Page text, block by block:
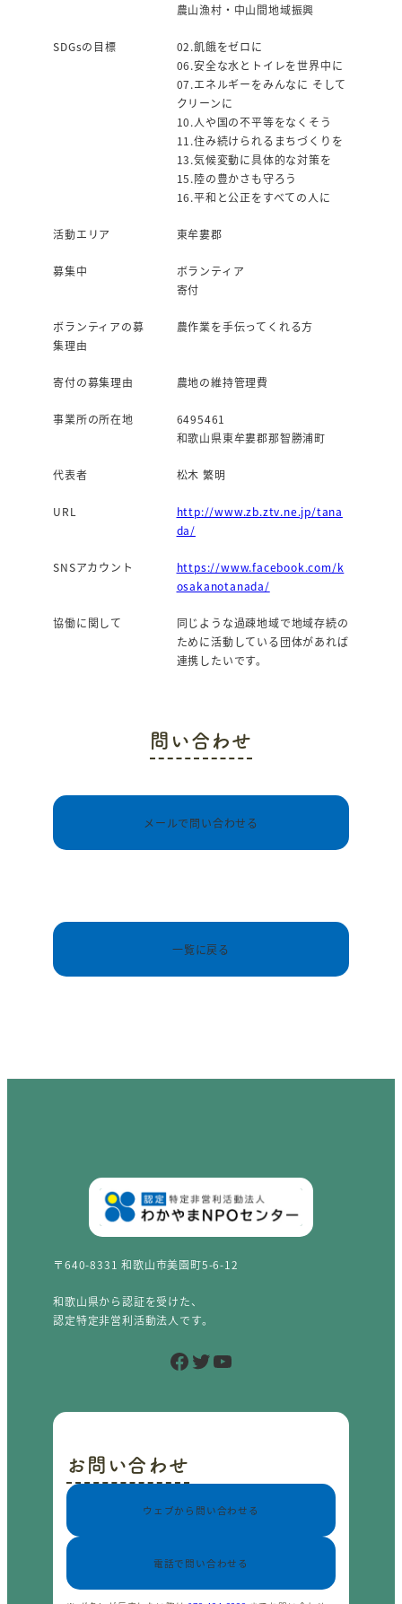
農山漁村・中山間地域振興
SDGsの目標
02.飢餓をゼロに
06.安全な水とトイレを世界中に
07.エネルギーをみんなに そして
クリーンに
10.人や国の不平等をなくそう
11.住み続けられるまちづくりを
13.気候変動に具体的な対策を
15.陸の豊かさも守ろう
16.平和と公正をすべての人に
活動エリア 東牟婁郡
募集中
ボランティア
寄付
ボランティアの募
集理由
農作業を手伝ってくれる方
寄付の募集理由 農地の維持管理費
事業所の所在地
6495461
和歌山県東牟婁郡那智勝浦町
代表者 松木 繁明
URL
http://www.zb.ztv.ne.jp/tana
da/
SNSアカウント
https://www.facebook.com/k
osakanotanada/
協働に関して
同じような過疎地域で地域存続の
ために活動している団体があれば
連携したいです。
問い合わせ
メールで問い合わせる
一覧に戻る
〒640-8331 和歌山市美園町5-6-12
和歌山県から認証を受けた、
認定特定非営利活動法人です。
Facebook Twitter YouTube
お問い合わせ
ウェブから問い合わせる
電話で問い合わせる